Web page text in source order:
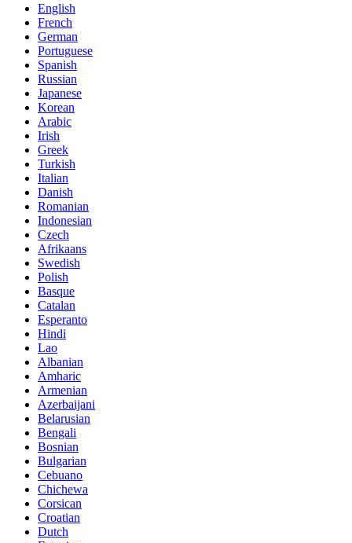
English
French
German
Portuguese
Spanish
Russian
Japanese
Korean
Arabic
Irish
Greek
Turkish
Italian
Danish
Romanian
Indonesian
Czech
Afrikaans
Swedish
Polish
Basque
Catalan
Esperanto
Hindi
Lao
Albanian
Amharic
Armenian
Azerbaijani
Belarusian
Bengali
Bosnian
Bulgarian
Cebuano
Chichewa
Corsican
Croatian
Dutch